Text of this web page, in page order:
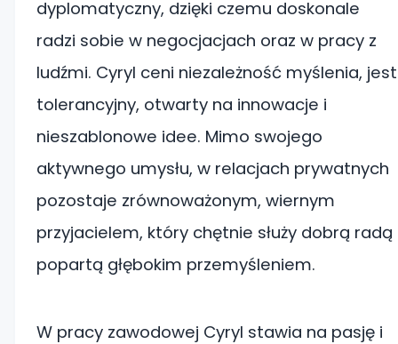
dyplomatyczny, dzięki czemu doskonale
radzi sobie w negocjacjach oraz w pracy z
ludźmi. Cyryl ceni niezależność myślenia, jest
tolerancyjny, otwarty na innowacje i
nieszablonowe idee. Mimo swojego
aktywnego umysłu, w relacjach prywatnych
pozostaje zrównoważonym, wiernym
przyjacielem, który chętnie służy dobrą radą
popartą głębokim przemyśleniem.
W pracy zawodowej Cyryl stawia na pasję i